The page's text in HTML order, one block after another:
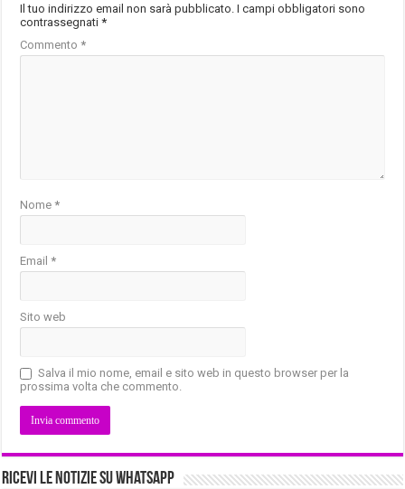
Il tuo indirizzo email non sarà pubblicato. I campi obbligatori sono
contrassegnati*
Commento*
Nome*
Email*
Sito web
Salva il mio nome, email e sito web in questo browser per la
prossima volta che commento.
Ricevi le notizie su Whatsapp